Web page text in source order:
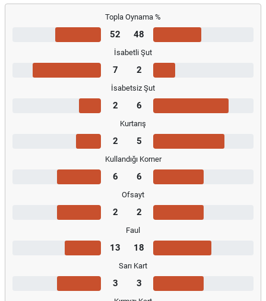
Topla Oynama %
52 48
İsabetli Şut
7 2
İsabetsiz Şut
2 6
Kurtarış
2 5
Kullandığı Korner
6 6
Ofsayt
2 2
Faul
13 18
Sarı Kart
3 3